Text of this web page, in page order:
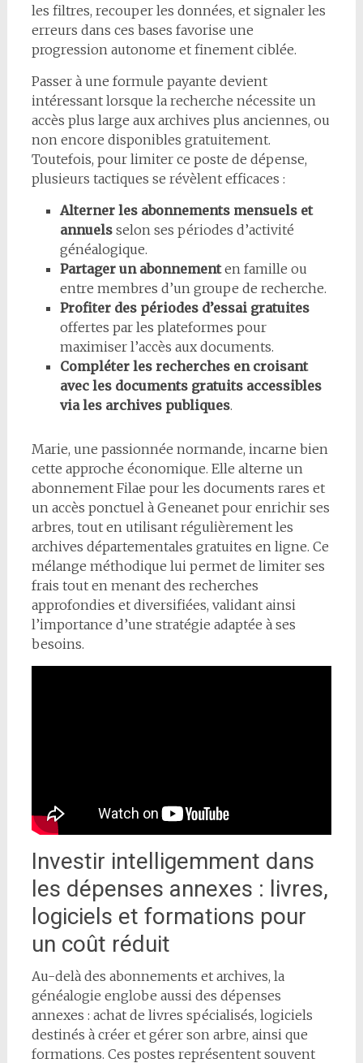
les filtres, recouper les données, et signaler les
erreurs dans ces bases favorise une
progression autonome et finement ciblée.
Passer à une formule payante devient
intéressant lorsque la recherche nécessite un
accès plus large aux archives plus anciennes, ou
non encore disponibles gratuitement.
Toutefois, pour limiter ce poste de dépense,
plusieurs tactiques se révèlent efficaces :
Alterner les abonnements mensuels et
annuelsselon ses périodes d’activité
généalogique.
Partager un abonnementen famille ou
entre membres d’un groupe de recherche.
Profiter des périodes d’essai gratuites
offertes par les plateformes pour
maximiser l’accès aux documents.
Compléter les recherches en croisant
avec les documents gratuits accessibles
via les archives publiques.
Marie, une passionnée normande, incarne bien
cette approche économique. Elle alterne un
abonnement Filae pour les documents rares et
un accès ponctuel à Geneanet pour enrichir ses
arbres, tout en utilisant régulièrement les
archives départementales gratuites en ligne. Ce
mélange méthodique lui permet de limiter ses
frais tout en menant des recherches
approfondies et diversifiées, validant ainsi
l’importance d’une stratégie adaptée à ses
besoins.
Investir intelligemment dans
les dépenses annexes : livres,
logiciels et formations pour
un coût réduit
Au-delà des abonnements et archives, la
généalogie englobe aussi des dépenses
annexes : achat de livres spécialisés, logiciels
destinés à créer et gérer son arbre, ainsi que
formations. Ces postes représentent souvent